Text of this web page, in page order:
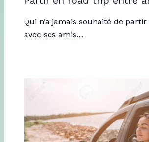
Qui n’a jamais souhaité de partir
avec ses amis…